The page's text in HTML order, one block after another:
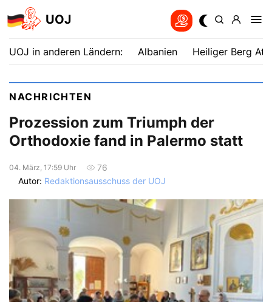
UOJ
UOJ in anderen Ländern: Albanien Heiliger Berg
NACHRICHTEN
Prozession zum Triumph der
Orthodoxie fand in Palermo statt
04. März, 17:59 Uhr
76
Autor: Redaktionsausschuss der UOJ